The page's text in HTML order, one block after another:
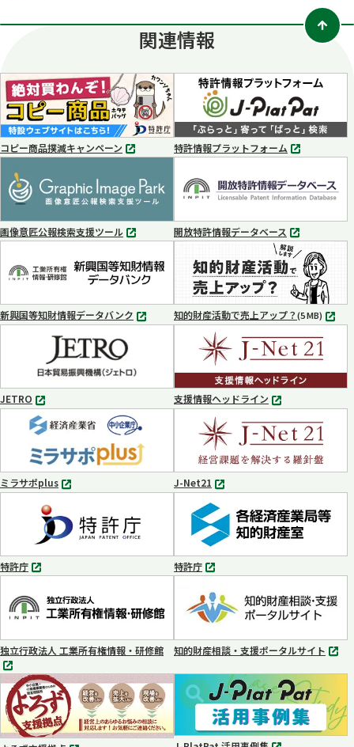
関連情報
コピー商品撲滅キャンペーン
別
で
開
く
特許情報プラットフォーム
別
ブ
で
く
画像意匠公報検索支援ツール
別
ブ
で
く
開放特許情報データベース
別
タ
ブ
で
開
く
新興国等知財情報データバンク
別
開
く
知的財産活動で売上アップ？(5 MB) MP4
JETRO
別
タ
ブ
で
開
く
支援情報ヘッドライン
別
タ
ブ
で
開
く
ミラサポplus
別
ブ
で
開
く
J-Net21
別
タ
ブ
で
開
く
特許庁
別
ブ
で
く
特許庁
別
ブ
で
開
く
独立行政法人 工業所有権情報・研修館
別
タ
ブ
で
知的財産相談・支援ポータルサイト
別
タ
開
く